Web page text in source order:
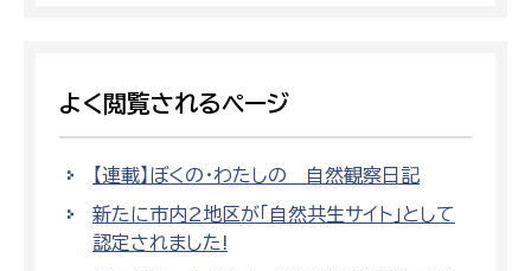
よく閲覧されるページ
【連載】ぼくの・わたしの 自然観察日記
新たに市内2地区が「自然共生サイト」として
認定されました!